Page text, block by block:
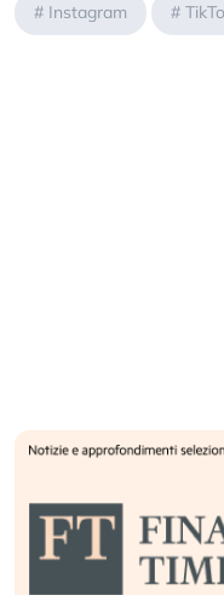
# Instagram #